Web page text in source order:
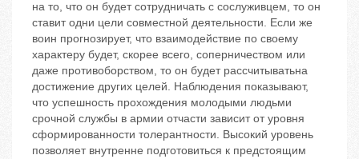
на то, что он будет сотрудничать с сослуживцем, то он
ставит одни цели совместной деятельности. Если же
воин прогнозирует, что взаимодействие по своему
характеру будет, скорее всего, соперничеством или
даже противоборством, то он будет рассчитыватьна
достижение других целей. Наблюдения показывают,
что успешность прохождения молодыми людьми
срочной службы в армии отчасти зависит от уровня
сформированности толерантности. Высокий уровень
позволяет внутренне подготовиться к предстоящим